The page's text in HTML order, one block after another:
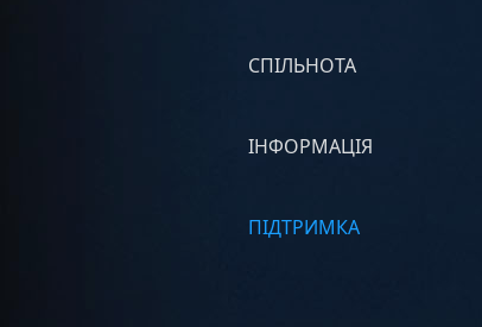
СПІЛЬНОТА
ІНФОРМАЦІЯ
ПІДТРИМКА